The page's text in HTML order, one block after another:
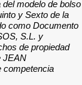
modelo de bolso
y Sexto de la
como Documento
S.L. y
de propiedad
JEAN
competencia